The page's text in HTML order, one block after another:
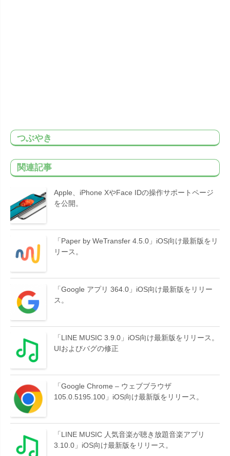
つぶやき
関連記事
Apple、iPhone XやFace IDの操作サポートページ
を公開。
「Paper by WeTransfer 4.5.0」iOS向け最新版をリ
リース。
「Google アプリ 364.0」iOS向け最新版をリリー
ス。
「LINE MUSIC 3.9.0」iOS向け最新版をリリース。
UIおよびバグの修正
「Google Chrome – ウェブブラウザ
105.0.5195.100」iOS向け最新版をリリース。
「LINE MUSIC 人気音楽が聴き放題音楽アプリ
3.10.0」iOS向け最新版をリリース。